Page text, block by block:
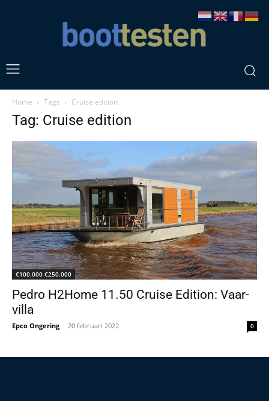
Home Tags Cruise edition
Tag: Cruise edition
€100.000-€250.000
Pedro H2Home 11.50 Cruise Edition: Vaar-
villa
Epco Ongering - 20 februari 2022 0